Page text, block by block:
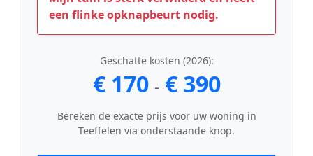
een flinke opknapbeurt nodig.
Geschatte kosten (2026):
€ 170 - € 390
Bereken de exacte prijs voor uw woning in
Teeffelen via onderstaande knop.